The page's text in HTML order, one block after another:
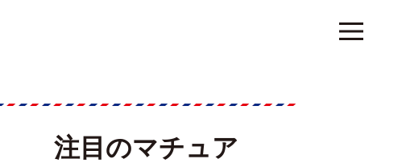
注目のマチュア